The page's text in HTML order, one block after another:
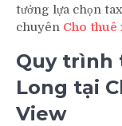
tưởng lựa chọn
chuyên Cho
Quy trình
Long tại
View